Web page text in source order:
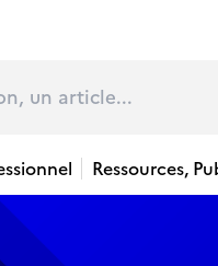
Ressources,